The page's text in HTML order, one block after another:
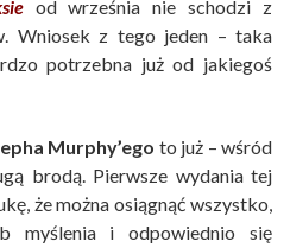
od września nie schodzi z
Wniosek z tego jeden – taka
potrzebna już od jakiegoś
Murphy’ego to już – wśród
brodą. Pierwsze wydania tej
że można osiągnąć wszystko,
myślenia i odpowiednio się